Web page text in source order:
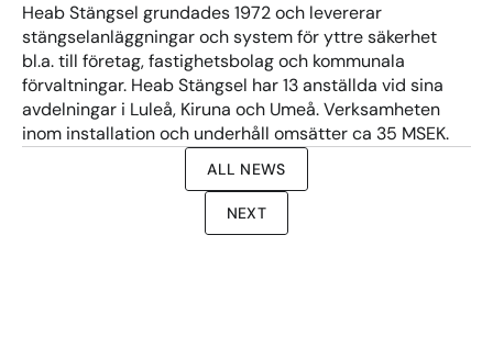
Heab Stängsel grundades 1972 och levererar
stängselanläggningar och system för yttre säkerhet
bl.a. till företag, fastighetsbolag och kommunala
förvaltningar. Heab Stängsel har 13 anställda vid sina
avdelningar i Luleå, Kiruna och Umeå. Verksamheten
inom installation och underhåll omsätter ca 35 MSEK.
ALL NEWS
NEXT